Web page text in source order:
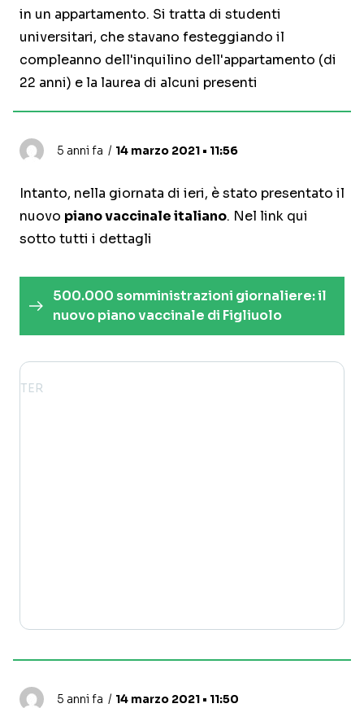
in un appartamento. Si tratta di studenti
universitari, che stavano festeggiando il
compleanno dell'inquilino dell'appartamento (di
22 anni) e la laurea di alcuni presenti
5 anni fa 14 marzo 2021 • 11:56
Intanto, nella giornata di ieri, è stato presentato il
nuovo piano vaccinale italiano. Nel link qui
sotto tutti i dettagli
500.000 somministrazioni giornaliere: il
nuovo piano vaccinale di Figliuolo
5 anni fa 14 marzo 2021 • 11:50